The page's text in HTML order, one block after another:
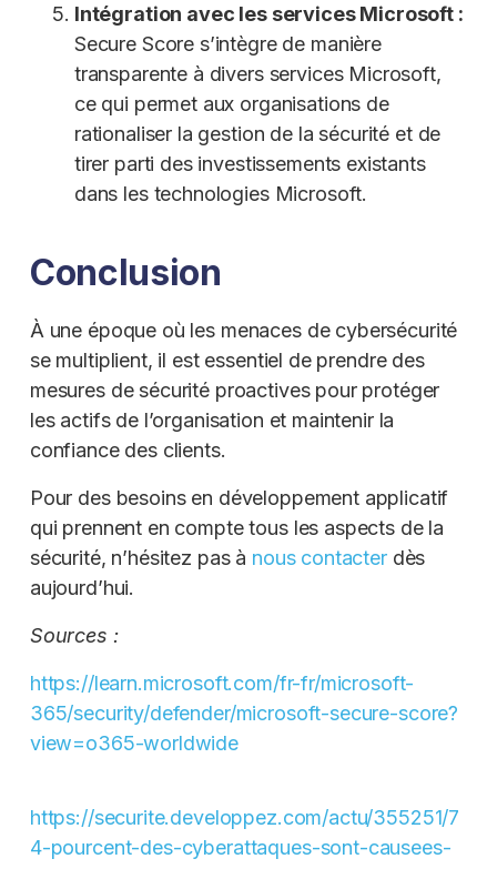
Intégration avec les services Microsoft :
Secure Score s’intègre de manière
transparente à divers services Microsoft,
ce qui permet aux organisations de
rationaliser la gestion de la sécurité et de
tirer parti des investissements existants
dans les technologies Microsoft.
Conclusion
À une époque où les menaces de cybersécurité
se multiplient, il est essentiel de prendre des
mesures de sécurité proactives pour protéger
les actifs de l’organisation et maintenir la
confiance des clients.
Pour des besoins en développement applicatif
qui prennent en compte tous les aspects de la
sécurité, n’hésitez pas à nous contacterdès
aujourd’hui.
Sources :
https://learn.microsoft.com/fr-fr/microsoft-
365/security/defender/microsoft-secure-score?
view=o365-worldwide
https://securite.developpez.com/actu/355251/7
4-pourcent-des-cyberattaques-sont-causees-